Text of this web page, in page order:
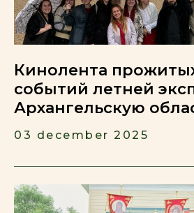
Кинолента
событий летней
Архангельскую
03 december 2025